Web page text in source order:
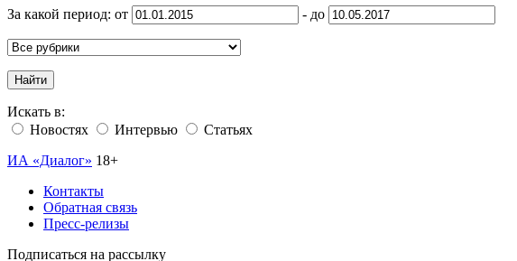
За какой период: от - до
Найти
Искать в:
Новостях
Интервью
Статьях
ИА «Диалог» 18+
Контакты
Обратная связь
Пресс-релизы
Подписаться на рассылку